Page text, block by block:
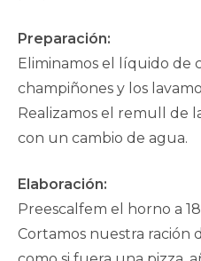
Preparación:
Eliminamos el líquido de
champiñones y los
Realizamos el remull de
con un cambio de agua.
Elaboración:
Preescalfem el horno a
Cortamos nuestra ración